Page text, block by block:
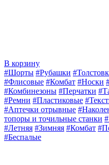
В корзину
#Шорты #Рубашки
#Флисовые #Комбат #Носки
#Комбинезоны #Перчатки
#Ремни #Пластиковые
#Аптечки отрывные
топоры и точильные станки
#Летняя #Зимняя #Комбат
#Беспалые